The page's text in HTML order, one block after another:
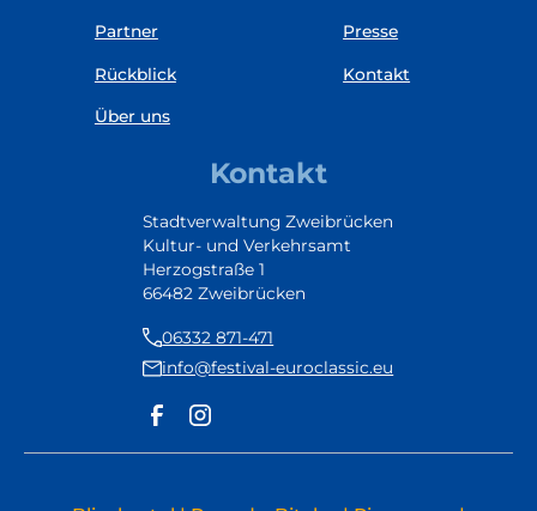
Kontakt
Partner
Rückblick
Über uns
Presse
Kontakt
Stadtverwaltung Zweibrücken
Kultur- und Verkehrsamt
Herzogstraße 1
66482 Zweibrücken
06332 871-471
info@festival-euroclassic.eu